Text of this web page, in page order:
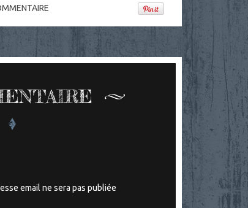
email ne sera pas publiée